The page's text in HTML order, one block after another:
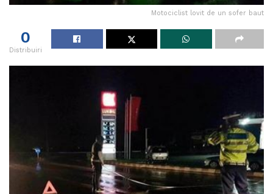
Motociclist lovit de un sofer baut
0
Distribuiri